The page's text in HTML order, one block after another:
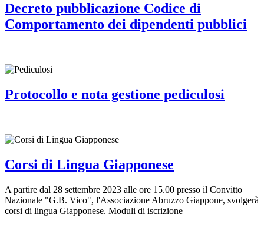
Decreto pubblicazione Codice di
Comportamento dei dipendenti pubblici
Protocollo e nota gestione pediculosi
Corsi di Lingua Giapponese
A partire dal 28 settembre 2023 alle ore 15.00 presso il Convitto
Nazionale "G.B. Vico", l'Associazione Abruzzo Giappone, svolgerà
corsi di lingua Giapponese. Moduli di iscrizione